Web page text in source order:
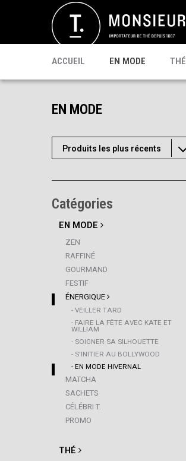
ACCUEIL EN MODE
CÉLÉBRI T.
PROMO
THÉ
PU'ERH
MATCHA
KOMBUCHA
PRÊT À BOIRE
EN MODE
Produits les plus récents
Catégories
EN MODE
ZEN
RAFFINÉ
GOURMAND
FESTIF
ÉNERGIQUE
- VEILLER TARD
- FAIRE LA FÊTE AVEC KATE ET
WILLIAM
- SOIGNER SA SILHOUETTE
- S'INITIER AU BOLLYWOOD
- EN MODE HIVERNAL
MATCHA
SACHETS
CÉLÉBRI T.
PROMO
THÉ